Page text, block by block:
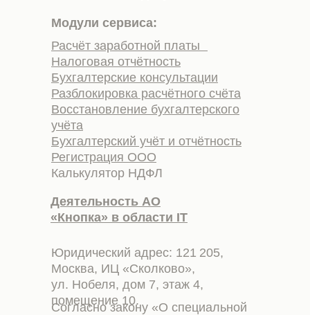
Модули сервиса:
Расчёт заработной платы
Налоговая отчётность
Бухгалтерские консультации
Разблокировка расчётного счёта
Восстановление бухгалтерского
учёта
Бухгалтерский учёт и отчётность
Регистрация ООО
Калькулятор НДФЛ
Деятельность АО
«Кнопка» в области IT
Юридический адрес: 121 205,
Москва, ИЦ «Сколково»,
ул. Нобеля, дом 7, этаж 4,
помещение 10.
Согласно закону «О специальной